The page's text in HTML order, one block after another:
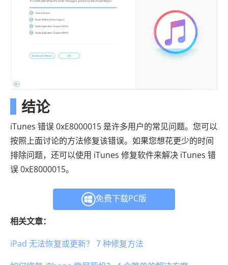
结论
iTunes 错误 0xE8000015 是许多用户的常见问题。您可以
按照上面讨论的方法修复该错误。如果您想花更少的时间
排除问题，还可以使用 iTunes 修复软件来解决 iTunes 错
误 0xE8000015。
免费下载PC版
相关文章：
iPad 无法恢复或更新？ 7 种修复方法